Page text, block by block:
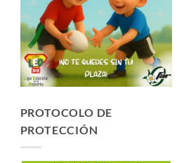
PROTOCOLO DE
PROTECCIÓN